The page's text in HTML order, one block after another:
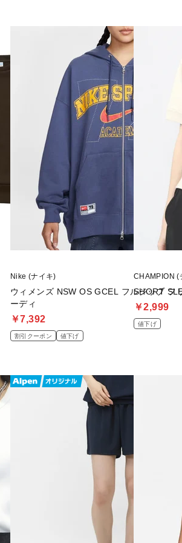
Nike (ナイキ)
ウィメンズ NSW OS GCEL フルジップ フ
ーディ
￥7,392
割引クーポン 値下げ
CHAMPION (
SHORT
￥2,999
値下げ